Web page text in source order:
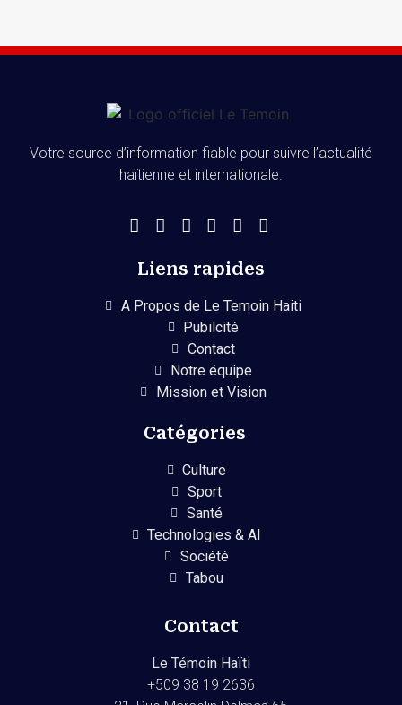
Votre source d’information fiable pour suivre l’actualité
haïtienne et internationale.
Liens rapides
A Propos de Le Temoin Haiti
Pubilcité
Contact
Notre équipe
Mission et Vision
Catégories
Culture
Sport
Santé
Technologies & AI
Société
Tabou
Contact
Le Témoin Haïti
+509 38 19 2636